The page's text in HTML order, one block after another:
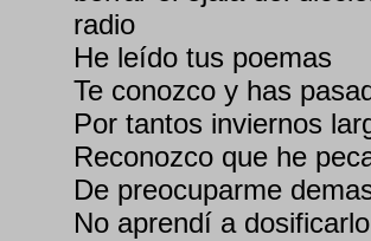
radio
He leído tus poemas
Te conozco y has
Por tantos inviernos
Reconozco que he
De preocuparme
No aprendí a